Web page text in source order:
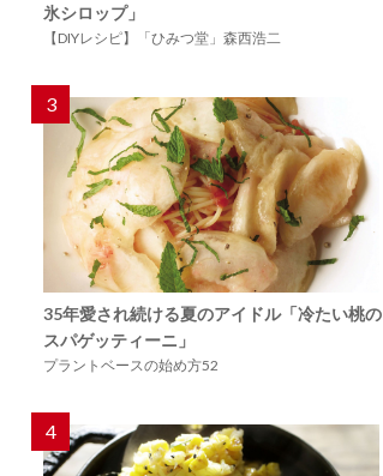
氷シロップ」
【DIYレシピ】「ひみつ堂」森西浩二
3
35年愛され続ける夏のアイドル「冷たい桃の
スパゲッティーニ」
プラントベースの始め方52
4